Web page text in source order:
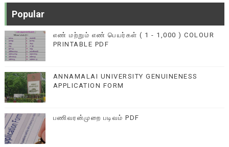
Popular
எண் மற்றும் எண் பெயர்கள் ( 1 - 1,000 ) COLOUR
PRINTABLE PDF
ANNAMALAI UNIVERSITY GENUINENESS
APPLICATION FORM
பணிவரன்முறை படிவம் PDF